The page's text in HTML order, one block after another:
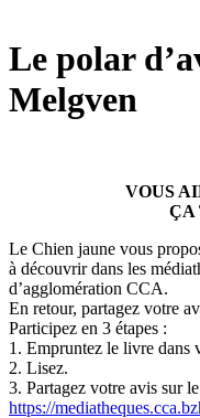
Le polar
Melgven
VOUS
ÇA
Le Chien jaune vous
à découvrir dans les
d’agglomération CCA.
En retour, partagez votre
Participez en 3 étapes :
1. Empruntez le livre dans
2. Lisez.
3. Partagez votre avis sur
https://